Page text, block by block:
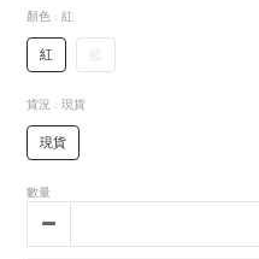
顏色 : 紅
紅
貨況 : 現貨
現貨
數量